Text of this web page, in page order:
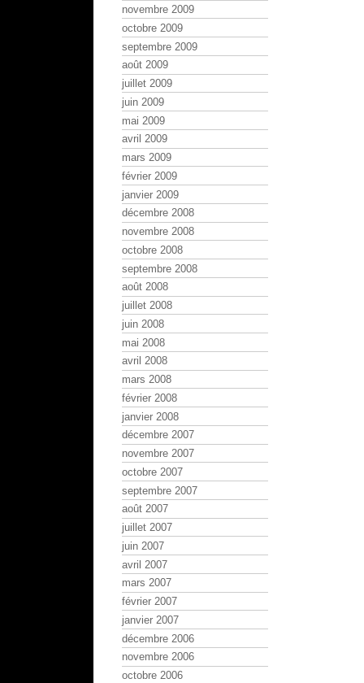
novembre 2009
octobre 2009
septembre 2009
août 2009
juillet 2009
juin 2009
mai 2009
avril 2009
mars 2009
février 2009
janvier 2009
décembre 2008
novembre 2008
octobre 2008
septembre 2008
août 2008
juillet 2008
juin 2008
mai 2008
avril 2008
mars 2008
février 2008
janvier 2008
décembre 2007
novembre 2007
octobre 2007
septembre 2007
août 2007
juillet 2007
juin 2007
avril 2007
mars 2007
février 2007
janvier 2007
décembre 2006
novembre 2006
octobre 2006